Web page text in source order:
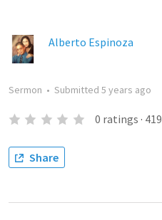
Alberto Espinoza
Sermon • Submitted 5 years ago
0 ratings · 419
Share